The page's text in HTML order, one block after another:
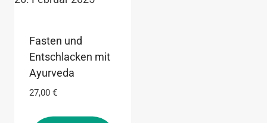
Fasten und
Entschlacken mit
Ayurveda
27,00 €